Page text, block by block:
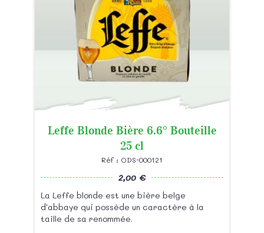
Leffe Blonde Bière 6.6° Bouteille
25 cl
Réf : ODS-000121
2,00 €
La Leffe blonde est une bière belge
d'abbaye qui possède un caractère à la
taille de sa renommée.